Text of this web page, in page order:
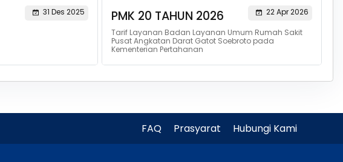
31 Des 2025
PMK 20 TAHUN 2026
22 Apr 2026
Tarif Layanan Badan Layanan Umum Rumah Sakit
Pusat Angkatan Darat Gatot Soebroto pada
Kementerian Pertahanan
FAQ Prasyarat Hubungi Kami